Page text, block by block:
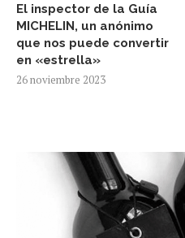
El inspector de la Guía
MICHELIN, un anónimo
que nos puede convertir
en «estrella»
26 noviembre 2023